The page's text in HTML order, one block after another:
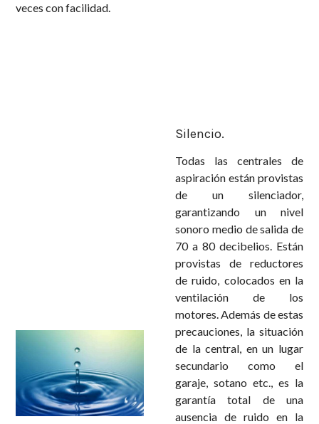
veces con facilidad.
Silencio.
Todas las centrales de
aspiración están provistas
de un silenciador,
garantizando un nivel
sonoro medio de salida de
70 a 80 decibelios. Están
provistas de reductores
de ruido, colocados en la
ventilación de los
motores. Además de estas
precauciones, la situación
de la central, en un lugar
secundario como el
garaje, sotano etc., es la
garantía total de una
ausencia de ruido en la